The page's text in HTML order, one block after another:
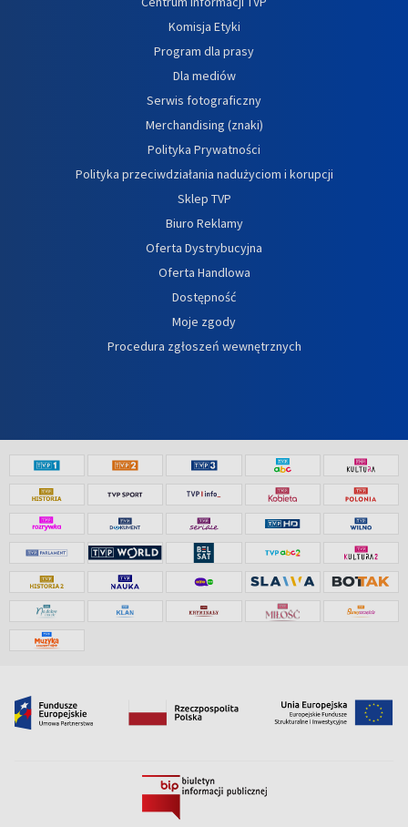
Komisja Etyki
Program dla prasy
Dla mediów
Serwis fotograficzny
Merchandising (znaki)
Polityka Prywatności
Polityka przeciwdziałania nadużyciom i korupcji
Sklep TVP
Biuro Reklamy
Oferta Dystrybucyjna
Oferta Handlowa
Dostępność
Moje zgody
Procedura zgłoszeń wewnętrznych